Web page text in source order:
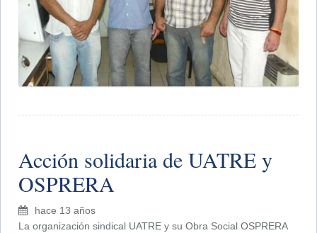
Acción solidaria de UATRE y
OSPRERA
hace 13 años
La organización sindical UATRE y su Obra Social OSPRERA